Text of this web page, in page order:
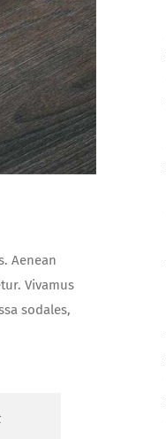
Aenean
Vivamus
sodales,